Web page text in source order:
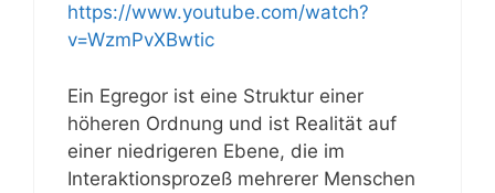
https://www.youtube.com/watch?
v=WzmPvXBwtic
Ein Egregor ist eine Struktur einer
höheren Ordnung und ist Realität auf
einer niedrigeren Ebene, die im
Interaktionsprozeß mehrerer Menschen